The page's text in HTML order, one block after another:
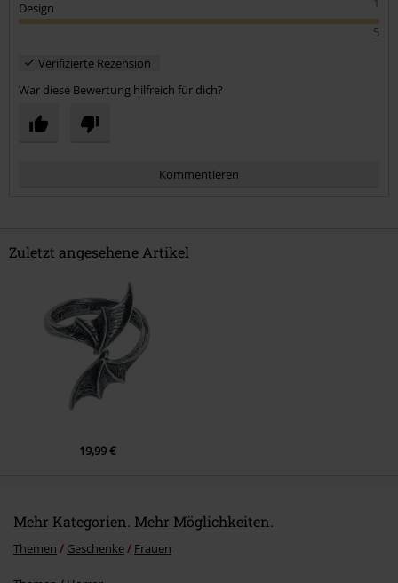
Design
5
Verifizierte Rezension
War diese Bewertung hilfreich für dich?
Kommentieren
Kommentar jetzt abschicken!
Zuletzt angesehene Artikel
19,99 €
Mehr Kategorien. Mehr Möglichkeiten.
Themen Geschenke Frauen